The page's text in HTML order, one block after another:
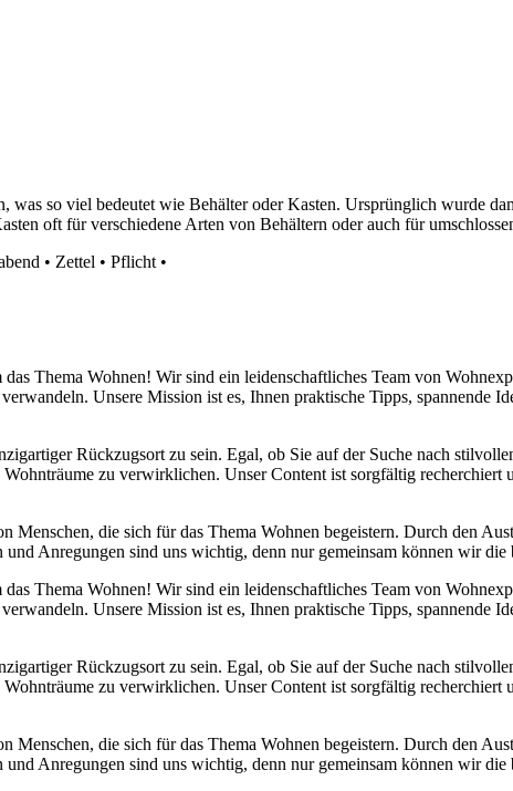
was so viel bedeutet wie Behälter oder Kasten. Ursprünglich wurde
oft für verschiedene Arten von Behältern oder auch für
• Zettel • Pflicht •
Thema Wohnen! Wir sind ein leidenschaftliches Team von
Unsere Mission ist es, Ihnen praktische Tipps, spannende
Rückzugsort zu sein. Egal, ob Sie auf der Suche nach
zu verwirklichen. Unser Content ist sorgfältig recherchiert
die sich für das Thema Wohnen begeistern. Durch den
Anregungen sind uns wichtig, denn nur gemeinsam können wir die
Thema Wohnen! Wir sind ein leidenschaftliches Team von
Unsere Mission ist es, Ihnen praktische Tipps, spannende
Rückzugsort zu sein. Egal, ob Sie auf der Suche nach
zu verwirklichen. Unser Content ist sorgfältig recherchiert
die sich für das Thema Wohnen begeistern. Durch den
Anregungen sind uns wichtig, denn nur gemeinsam können wir die